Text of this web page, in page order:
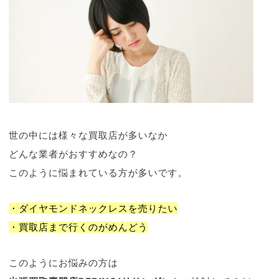
世の中には様々な買取店が多いなか
どんな業者がおすすめなの？
このように悩まれている方が多いです。
・ダイヤモンドネックレスを売りたい
・買取店まで行くのがめんどう
このようにお悩みの方は